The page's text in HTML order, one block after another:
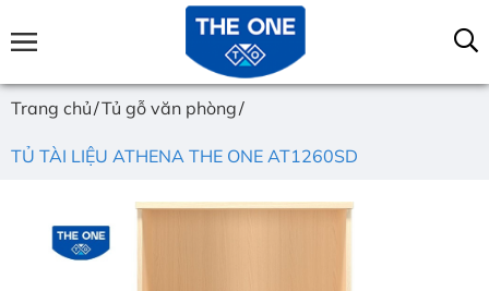
Trang chủ Tủ gỗ văn phòng
TỦ TÀI LIỆU ATHENA THE ONE AT1260SD